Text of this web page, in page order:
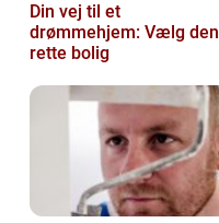
Din vej til et
drømmehjem: Vælg den
rette bolig